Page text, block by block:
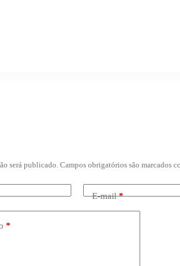
será publicado. Campos obrigatórios são marcados
E-mail*
*